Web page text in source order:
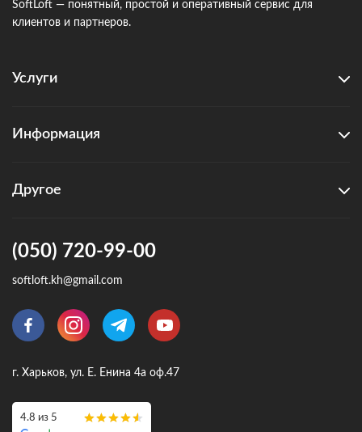
SoftLoft — понятный, простой и оперативный сервис для
клиентов и партнеров.
Услуги
Информация
Другое
(050) 720-99-00
softloft.kh@gmail.com
г. Харьков, ул. Е. Енина 4а оф.47
4.8 из 5